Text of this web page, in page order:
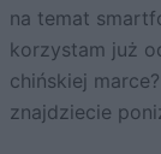
na temat
korzystam już
chińskiej
znajdziecie